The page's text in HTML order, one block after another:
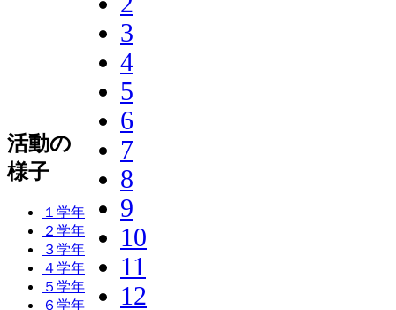
活動の
様子
１学年
２学年
３学年
４学年
５学年
６学年
3
4
5
6
7
8
9
10
11
12